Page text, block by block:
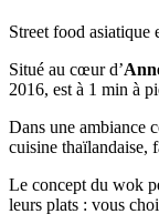
Street food asiatique
Situé au cœur d’
2016, est à 1 min à
Dans une ambiance
cuisine thaïlandaise,
Le concept du wok
leurs plats : vous